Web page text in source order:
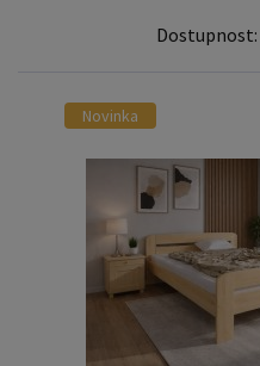
Dostupnost:
Novinka